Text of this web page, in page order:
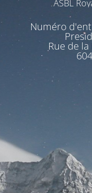
ASBL
Numéro
Rue de